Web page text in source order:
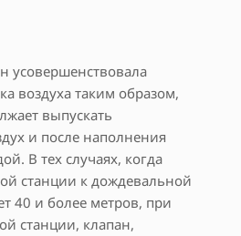
усовершенствовала
воздуха таким образом,
выпускать
и после наполнения
В тех случаях, когда
станции к дождевальной
40 и более метров, при
станции, клапан,